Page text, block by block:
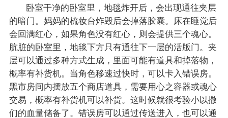
卧室干净的卧室里，地毯炸开后，会出现通往夹层
的暗门。妈妈的梳妆台炸毁后会掉落胶囊。床在睡觉后
会回满红心，如果角色没有红心，则会提供三个魂心。
肮脏的卧室里，地毯下方只有通往下一层的活版门。夹
层可以通过多种方式生成，里面可能有道具和掉落物，
概率有补货机。当角色移速过快时，可以卡入错误房。
黑市房间内摆放五个商店道具，需要用心之容器或魂心
交易，概率有补货机可以补货。这时候就很考验小以撒
们的血量储备了。错误房可以通过传送进入，也可以通